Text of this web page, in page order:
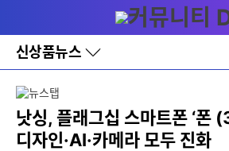
와
홈
신상품뉴스
바
로
레
이
어
낫싱, 플래그십 스마트폰 ‘폰
디자인·AI·카메라 모두 진화